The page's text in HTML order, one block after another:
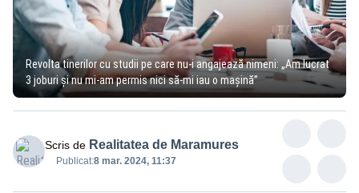
Revolta tinerilor cu studii pe care nu-i angajează nimeni: „Am lucrat
3 joburi și nu mi-am permis nici să-mi iau o mașină”
Scris de Realitatea de Maramures
Publicat:8 mar. 2024, 11:37